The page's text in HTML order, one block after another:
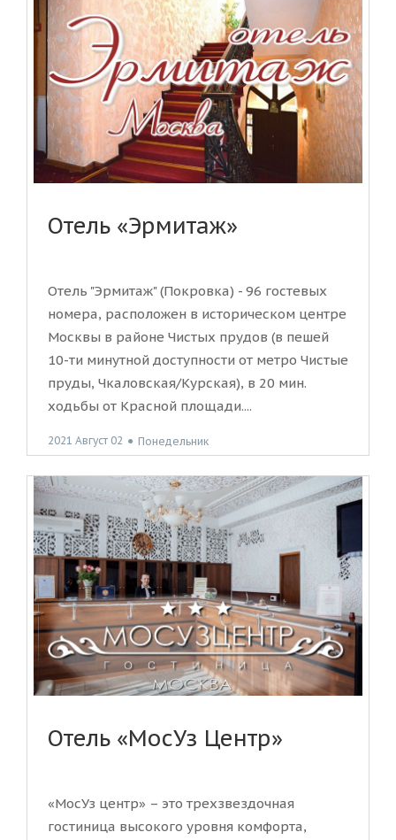
Отель «Эрмитаж»
Отель "Эрмитаж" (Покровка) - 96 гостевых
номера, расположен в историческом центре
Москвы в районе Чистых прудов (в пешей
10-ти минутной доступности от метро Чистые
пруды, Чкаловская/Курская), в 20 мин.
ходьбы от Красной площади....
2021 Август 02 ● Понедельник
Отель «МосУз Центр»
«МосУз центр» – это трехзвездочная
гостиница высокого уровня комфорта,